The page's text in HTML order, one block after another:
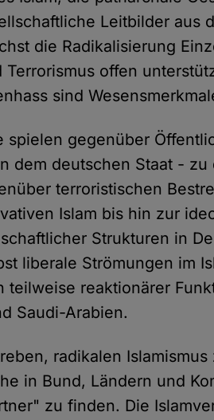
Leitbilder aus
die Radikalisierung
Terrorismus offen
sind
spielen gegenüber
dem deutschen Staat -
terroristischen
Islam bis hin zur
Strukturen in
liberale Strömungen im
teilweise reaktionärer
Saudi-Arabien.
radikalen
in Bund, Ländern und
zu finden. Die